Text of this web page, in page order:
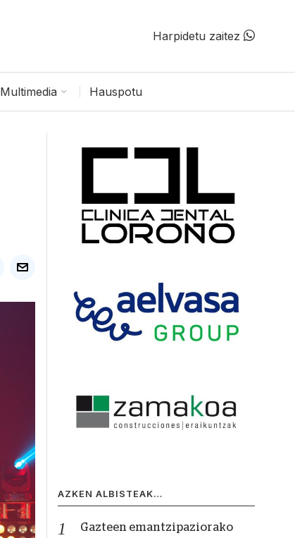
Harpidetu zaitez
Multimedia Hauspotu
AZKEN ALBISTEAK…
Gazteen emantzipaziorako